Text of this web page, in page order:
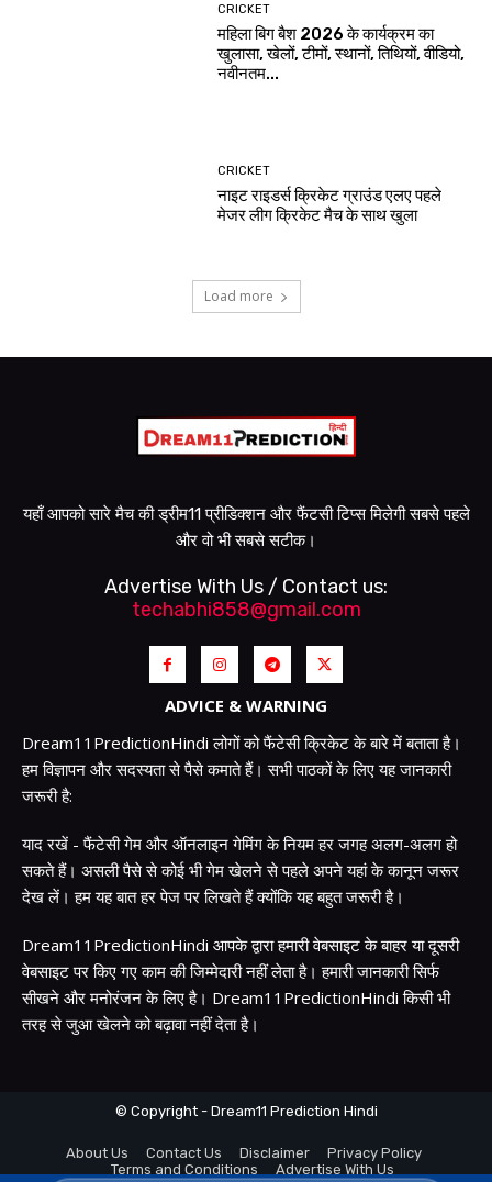
CRICKET
महिला बिग बैश 2026 के कार्यक्रम का
खुलासा, खेलों, टीमों, स्थानों, तिथियों, वीडियो,
नवीनतम...
CRICKET
नाइट राइडर्स क्रिकेट ग्राउंड एलए पहले
मेजर लीग क्रिकेट मैच के साथ खुला
Load more
यहाँ आपको सारे मैच की ड्रीम11 प्रीडिक्शन और फैंटसी टिप्स मिलेगी सबसे पहले
और वो भी सबसे सटीक।
Advertise With Us / Contact us:
techabhi858@gmail.com
ADVICE & WARNING
Dream11PredictionHindi लोगों को फैंटेसी क्रिकेट के बारे में बताता है।
हम विज्ञापन और सदस्यता से पैसे कमाते हैं। सभी पाठकों के लिए यह जानकारी
जरूरी है:
याद रखें - फैंटेसी गेम और ऑनलाइन गेमिंग के नियम हर जगह अलग-अलग हो
सकते हैं। असली पैसे से कोई भी गेम खेलने से पहले अपने यहां के कानून जरूर
देख लें। हम यह बात हर पेज पर लिखते हैं क्योंकि यह बहुत जरूरी है।
Dream11PredictionHindi आपके द्वारा हमारी वेबसाइट के बाहर या दूसरी
वेबसाइट पर किए गए काम की जिम्मेदारी नहीं लेता है। हमारी जानकारी सिर्फ
सीखने और मनोरंजन के लिए है। Dream11PredictionHindi किसी भी
तरह से जुआ खेलने को बढ़ावा नहीं देता है।
© Copyright - Dream11 Prediction Hindi
About Us Contact Us Disclaimer
Privacy Policy
Terms and Conditions
Advertise With Us